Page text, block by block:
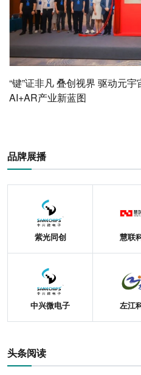
“键”证非凡 叠创视界 驱动元
AI+AR产业新蓝图
品牌展播
紫光同创 慧联
中兴微电子 左江
头条阅读